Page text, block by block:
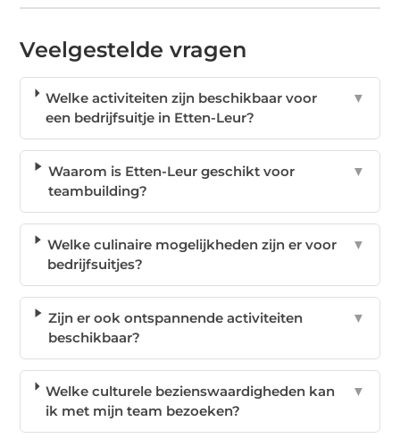
Veelgestelde vragen
Welke activiteiten zijn beschikbaar voor
een bedrijfsuitje in Etten-Leur?
▼
Waarom is Etten-Leur geschikt voor
teambuilding?
▼
Welke culinaire mogelijkheden zijn er voor
bedrijfsuitjes?
▼
Zijn er ook ontspannende activiteiten
beschikbaar?
▼
Welke culturele bezienswaardigheden kan
ik met mijn team bezoeken?
▼